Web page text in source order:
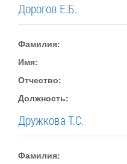
Дорогов Е.Б.
Фамилия:
Имя:
Отчество:
Должность:
Дружкова Т.С.
Фамилия: